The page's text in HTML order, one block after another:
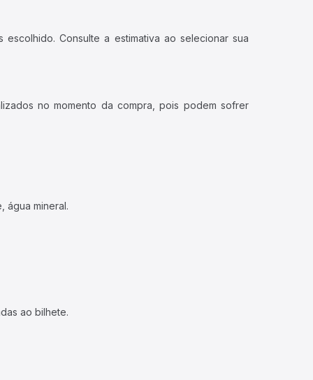
Consulte a estimativa ao selecionar sua
no momento da compra, pois podem sofrer
água mineral.
ao bilhete.